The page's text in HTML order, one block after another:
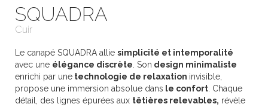
SQUADRA
Cuir
Le canapé SQUADRA allie simplicité et intemporalité
avec une élégance discrète . Son design minimaliste
enrichi par une technologie de relaxation invisible,
propose une immersion absolue dans le confort . Chaque
détail, des lignes épurées aux têtières relevables, révèle